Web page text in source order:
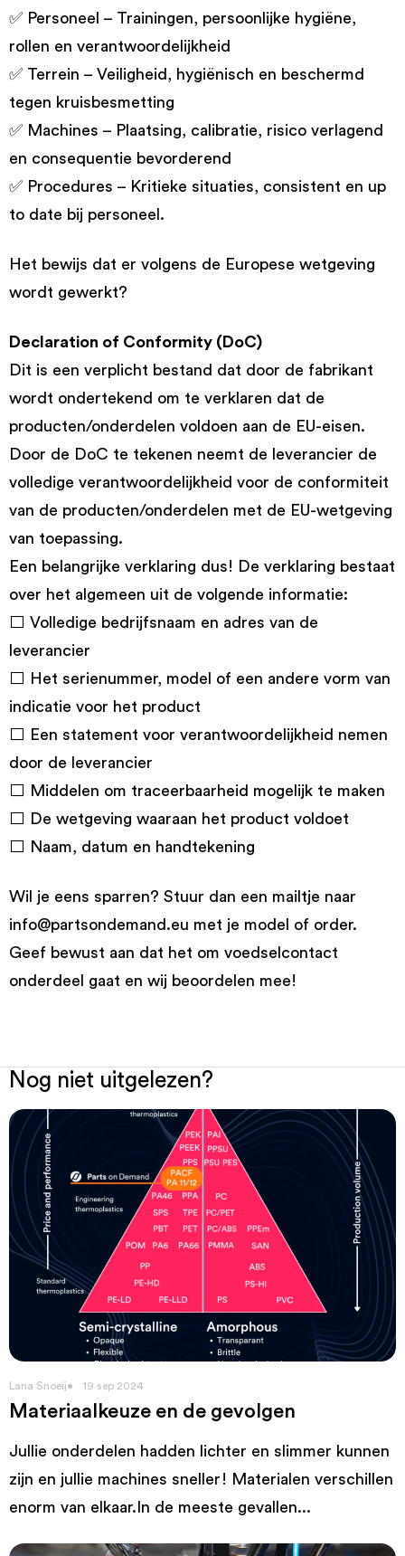
✅ Personeel – Trainingen, persoonlijke hygiëne,
rollen en verantwoordelijkheid
✅ Terrein – Veiligheid, hygiënisch en beschermd
tegen kruisbesmetting
✅ Machines – Plaatsing, calibratie, risico verlagend
en consequentie bevorderend
✅ Procedures – Kritieke situaties, consistent en up
to date bij personeel.
Het bewijs dat er volgens de Europese wetgeving
wordt gewerkt?
Declaration of Conformity (DoC)
Dit is een verplicht bestand dat door de fabrikant
wordt ondertekend om te verklaren dat de
producten/onderdelen voldoen aan de EU-eisen.
Door de DoC te tekenen neemt de leverancier de
volledige verantwoordelijkheid voor de conformiteit
van de producten/onderdelen met de EU-wetgeving
van toepassing.
Een belangrijke verklaring dus! De verklaring bestaat
over het algemeen uit de volgende informatie:
⬜ Volledige bedrijfsnaam en adres van de
leverancier
⬜ Het serienummer, model of een andere vorm van
indicatie voor het product
⬜ Een statement voor verantwoordelijkheid nemen
door de leverancier
⬜ Middelen om traceerbaarheid mogelijk te maken
⬜ De wetgeving waaraan het product voldoet
⬜ Naam, datum en handtekening
Wil je eens sparren? Stuur dan een mailtje naar
info@partsondemand.eu met je model of order.
Geef bewust aan dat het om voedselcontact
onderdeel gaat en wij beoordelen mee!
Nog niet uitgelezen?
Lana Snoeij 19 sep 2024
Materiaalkeuze en de gevolgen
Jullie onderdelen hadden lichter en slimmer kunnen
zijn en jullie machines sneller! Materialen verschillen
enorm van elkaar.In de meeste gevallen...